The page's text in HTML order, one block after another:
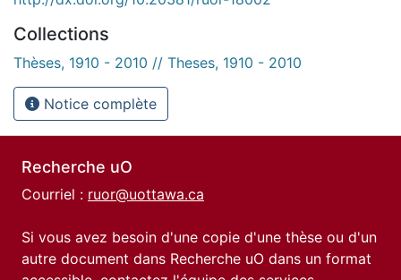
Collections
Thèses, 1910 - 2010 // Theses, 1910 - 2010
Notice complète
Recherche uO
Courriel : ruor@uottawa.ca
Si vous avez besoin d'une copie d'une thèse ou d'un
autre document dans Recherche uO dans un format